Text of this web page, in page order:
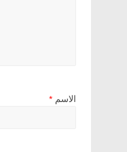
الاسم *